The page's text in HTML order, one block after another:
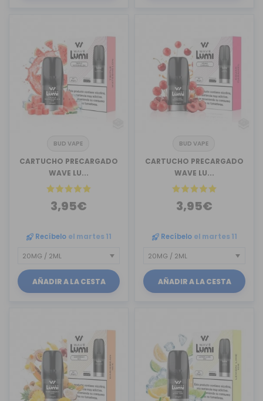
BUD VAPE
CARTUCHO PRECARGADO
WAVE LU...
3,95€
Recíbelo el martes 11
AÑADIR A LA CESTA
BUD VAPE
CARTUCHO PRECARGADO
WAVE LU...
3,95€
Recíbelo el martes 11
AÑADIR A LA CESTA